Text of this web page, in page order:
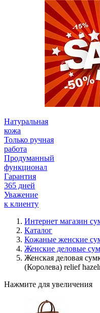
Натуральная
кожа
Только ручная
работа
Продуманный
функционал
Гарантия
365 дней
Уважение
к клиенту
Интернет магазин
Каталог
Кожаные женские
Женские деловые
Женская деловая
(Королева) relief
Нажмите для увеличения